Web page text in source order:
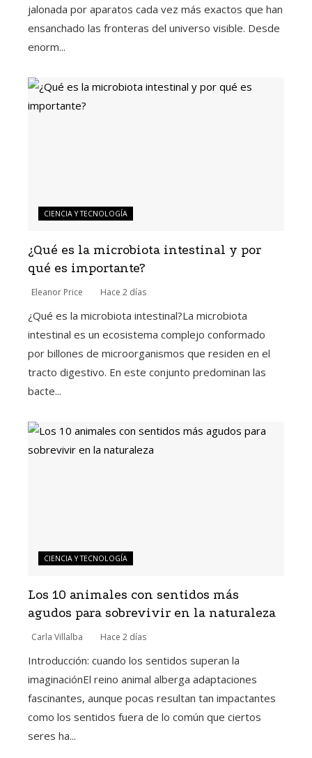
jalonada por aparatos cada vez más exactos que han
ensanchado las fronteras del universo visible. Desde
enorm...
CIENCIA Y TECNOLOGÍA
¿Qué es la microbiota intestinal y por
qué es importante?
Eleanor Price Hace 2 días
¿Qué es la microbiota intestinal?La microbiota
intestinal es un ecosistema complejo conformado
por billones de microorganismos que residen en el
tracto digestivo. En este conjunto predominan las
bacte...
CIENCIA Y TECNOLOGÍA
Los 10 animales con sentidos más
agudos para sobrevivir en la naturaleza
Carla Villalba Hace 2 días
Introducción: cuando los sentidos superan la
imaginaciónEl reino animal alberga adaptaciones
fascinantes, aunque pocas resultan tan impactantes
como los sentidos fuera de lo común que ciertos
seres ha...